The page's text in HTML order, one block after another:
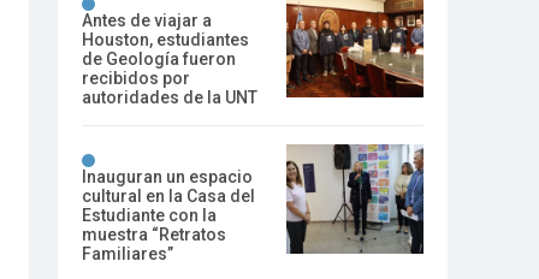
Antes de viajar a
Houston, estudiantes
de Geología fueron
recibidos por
autoridades de la UNT
Inauguran un espacio
cultural en la Casa del
Estudiante con la
muestra “Retratos
Familiares”